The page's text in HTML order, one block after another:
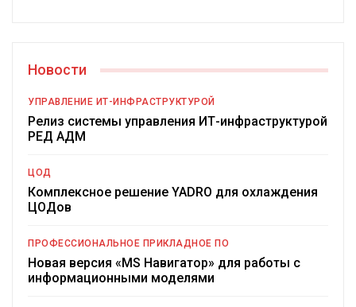
Новости
УПРАВЛЕНИЕ ИТ-ИНФРАСТРУКТУРОЙ
Релиз системы управления ИТ-инфраструктурой
РЕД АДМ
ЦОД
Комплексное решение YADRO для охлаждения
ЦОДов
ПРОФЕССИОНАЛЬНОЕ ПРИКЛАДНОЕ ПО
Новая версия «MS Навигатор» для работы с
информационными моделями